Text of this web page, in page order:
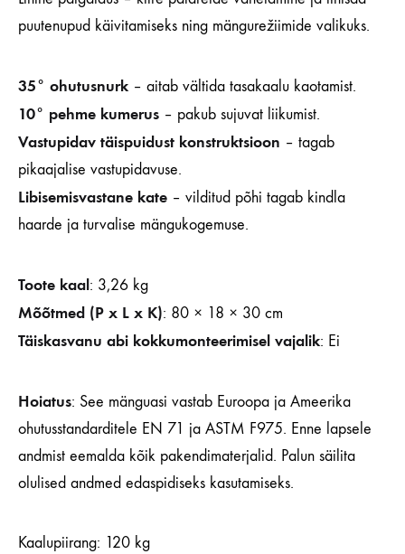
puutenupud käivitamiseks ning mängurežiimide valikuks.
35° ohutusnurk – aitab vältida tasakaalu kaotamist.
10° pehme kumerus – pakub sujuvat liikumist.
Vastupidav täispuidust konstruktsioon – tagab
pikaajalise vastupidavuse.
Libisemisvastane kate – vilditud põhi tagab kindla
haarde ja turvalise mängukogemuse.
Toote kaal: 3,26 kg
Mõõtmed (P x L x K): 80 × 18 × 30 cm
Täiskasvanu abi kokkumonteerimisel vajalik: Ei
Hoiatus: See mänguasi vastab Euroopa ja Ameerika
ohutusstandarditele EN 71 ja ASTM F975. Enne lapsele
andmist eemalda kõik pakendimaterjalid. Palun säilita
olulised andmed edaspidiseks kasutamiseks.
Kaalupiirang: 120 kg